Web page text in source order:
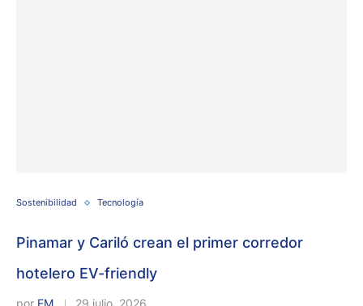
Sostenibilidad Tecnología
Pinamar y Cariló crean el primer corredor
hotelero EV-friendly
por EM 29 julio, 2026